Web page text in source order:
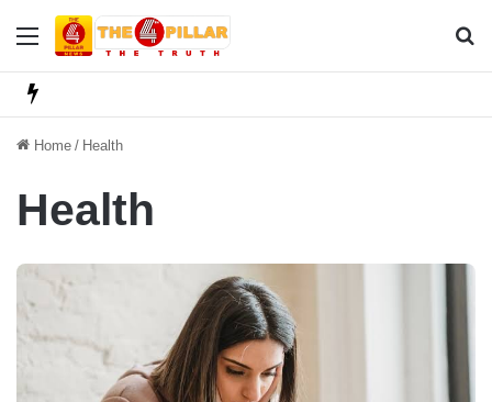
Menu
Home / Health
Health